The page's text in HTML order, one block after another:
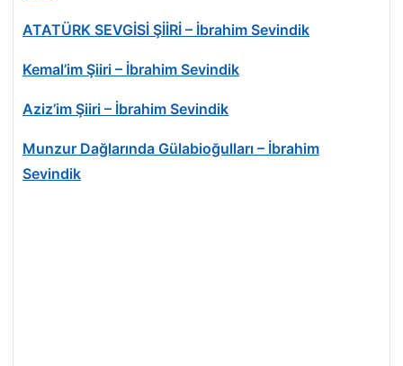
ATATÜRK SEVGİSİ ŞİİRİ – İbrahim Sevindik
Kemal’im Şiiri – İbrahim Sevindik
Aziz’im Şiiri – İbrahim Sevindik
Munzur Dağlarında Gülabioğulları – İbrahim
Sevindik